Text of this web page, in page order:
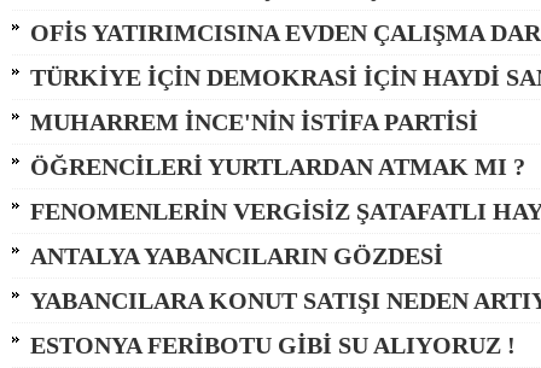
OFİS YATIRIMCISINA EVDEN ÇALIŞMA
TÜRKİYE İÇİN DEMOKRASİ İÇİN HAYDİ
MUHARREM İNCE'NİN İSTİFA PARTİSİ
ÖĞRENCİLERİ YURTLARDAN ATMAK MI ?
FENOMENLERİN VERGİSİZ ŞATAFATLI
ANTALYA YABANCILARIN GÖZDESİ
YABANCILARA KONUT SATIŞI NEDEN
ESTONYA FERİBOTU GİBİ SU ALIYORUZ !